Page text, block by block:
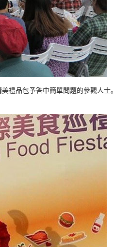
禮品包予答中簡單問題的參觀人士。